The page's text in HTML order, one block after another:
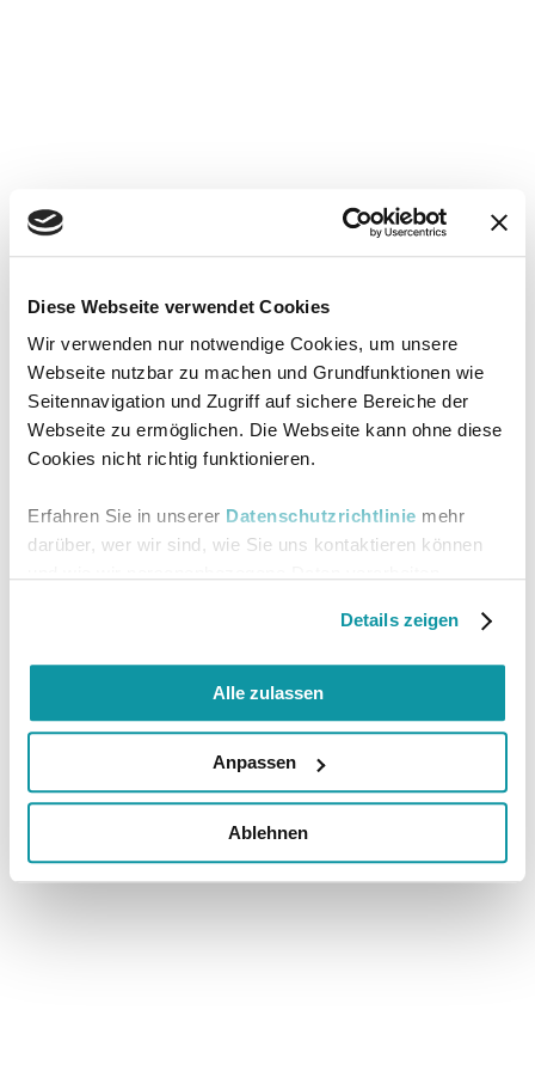
Diese Webseite verwendet Cookies
Wir verwenden nur notwendige Cookies, um unsere
Webseite nutzbar zu machen und Grundfunktionen wie
Seitennavigation und Zugriff auf sichere Bereiche der
Webseite zu ermöglichen. Die Webseite kann ohne diese
Cookies nicht richtig funktionieren.
Erfahren Sie in unserer Datenschutzrichtlinie mehr
darüber, wer wir sind, wie Sie uns kontaktieren können
Details zeigen
Alle zulassen
Anpassen
Ablehnen